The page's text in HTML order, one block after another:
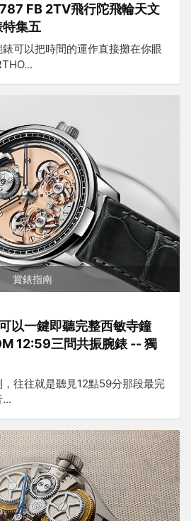
FB 2TV飛行陀飛輪天文
集五
可以把時間的運作直接攤在你眼
賞錶指南
以一鍵即聽完整西敏寺鐘
12:59三問共振腕錶 -- 獨
往往就是聽見12點59分那段最完